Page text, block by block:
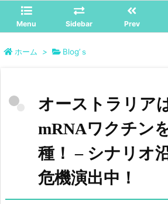
Menu Sidebar Prev
ホーム > Blog’ｓ
オーストラリア
mRNAワクチン
種！ – シナリオ
危機演出中！